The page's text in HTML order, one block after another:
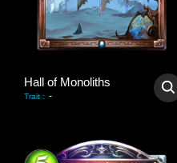
Hall of Monoliths
Trait : -